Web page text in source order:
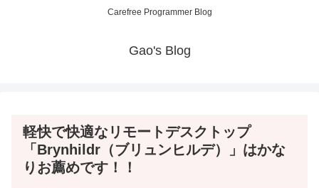
Carefree Programmer Blog
Gao's Blog
軽快で快適なリモートデスクトップ
「Brynhildr（ブリュンヒルデ）」はかな
りお薦めです！！